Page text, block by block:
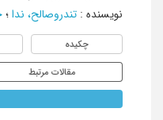
نویسنده : تندروصالح، ندا ؛
چکیده
مقالات مرتبط